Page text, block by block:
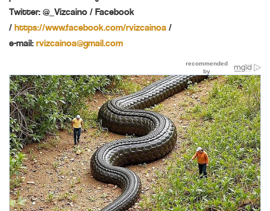
Twitter: @_Vizcaino / Facebook
/ https://www.facebook.com/rvizcainoa /
e-mail: rvizcainoa@gmail.com